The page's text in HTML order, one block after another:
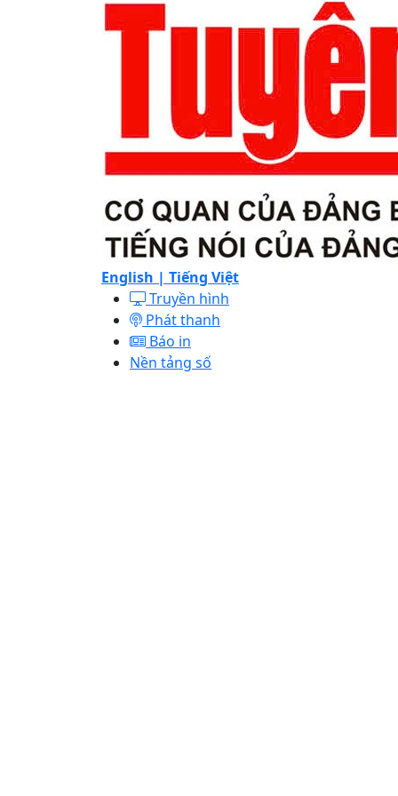
English | Tiếng Việt
Truyền hình
Phát thanh
Báo in
Nền tảng số